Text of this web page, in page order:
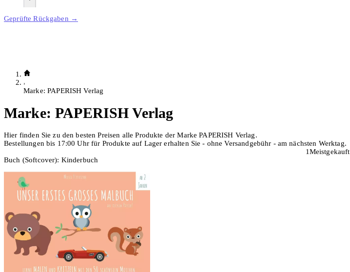
Geprüfte Rückgaben →
Marke: PAPERISH Verlag
Marke:PAPERISH Verlag
Hier finden Sie zu den besten Preisen alle Produkte der Marke PAPERISH Verlag.
Bestellungen bis 17:00 Uhr für Produkte auf Lager erhalten Sie - ohne Versandgebühr - am nächsten Werktag.
1Meistgekauft
Buch (Softcover): Kinderbuch